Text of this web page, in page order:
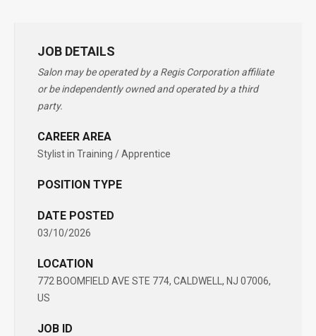
JOB DETAILS
Salon may be operated by a Regis Corporation affiliate
or be independently owned and operated by a third
party.
CAREER AREA
Stylist in Training / Apprentice
POSITION TYPE
DATE POSTED
03/10/2026
LOCATION
772 BOOMFIELD AVE STE 774, CALDWELL, NJ 07006,
US
JOB ID